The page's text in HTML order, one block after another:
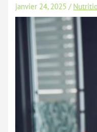
janvier 24, 2025/